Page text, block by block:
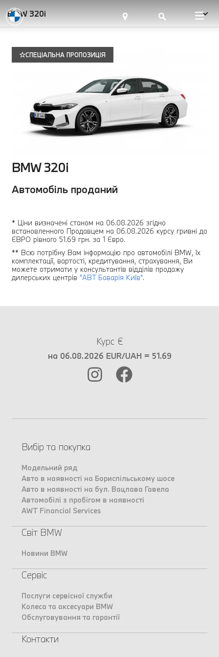
BMW 320i
СПЕЦІАЛЬНА ПРОПОЗИЦІЯ
BMW 320i
Автомобіль проданий
* Ціни визначені станом на 06.08.2026 згідно
встановленного Продавцем на 06.08.2026 курсу гривні до
ЄВРО рівного 51.69 грн. за 1 Євро.
** Всю потрібну Вам інформацію про автомобілі BMW, їх
комплектації, вартості, кредитування, страхування, Ви
можете отримати у консультантів відділів продажу
дилерських центрів "АВТ Баварія Київ".
Курс €
на 06.08.2026 EUR/UAH = 51.69
Вибір та покупка
Модельний ряд
Авто в наявності на Бориспільському шосе
Авто в наявності на бул. Вацлава Гавела
Автомобілі з пробігом в наявності
AWT Financial Services
Світ BMW
Новини BMW
Сервіс
Послуги сервісної служби
Колеса та аксесуари BMW
Обслуговування та гарантії
Контакти